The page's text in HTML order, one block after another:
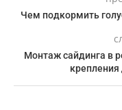
Чем подкормить
Монтаж сайдинга в
крепления